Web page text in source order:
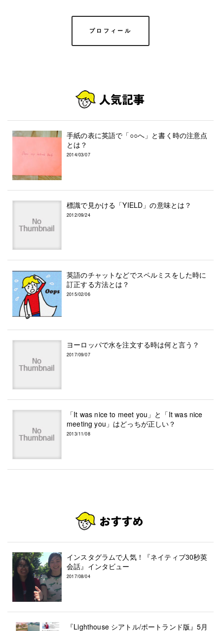
プロフィール
手紙の表に英語で「○○へ」と書く時の注意点
とは？
2014/03/07
標識で見かける「YIELD」の意味とは？
2012/09/24
英語のチャットなどでスペルミスをした時に
訂正する方法とは？
2015/02/06
ヨーロッパで水を注文する時は何と言う？
2017/09/07
「It was nice to meet you」と「It was nice
meeting you」はどっちが正しい？
2013/11/08
インスタグラムで人気！『ネイティブ30秒英
会話』インタビュー
2017/08/04
『Lighthouse シアトル/ポートランド版』5月